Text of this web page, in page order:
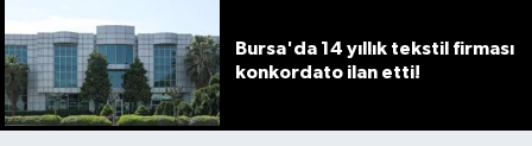
Bursa'da 14 yıllık tekstil firması
konkordato ilan etti!